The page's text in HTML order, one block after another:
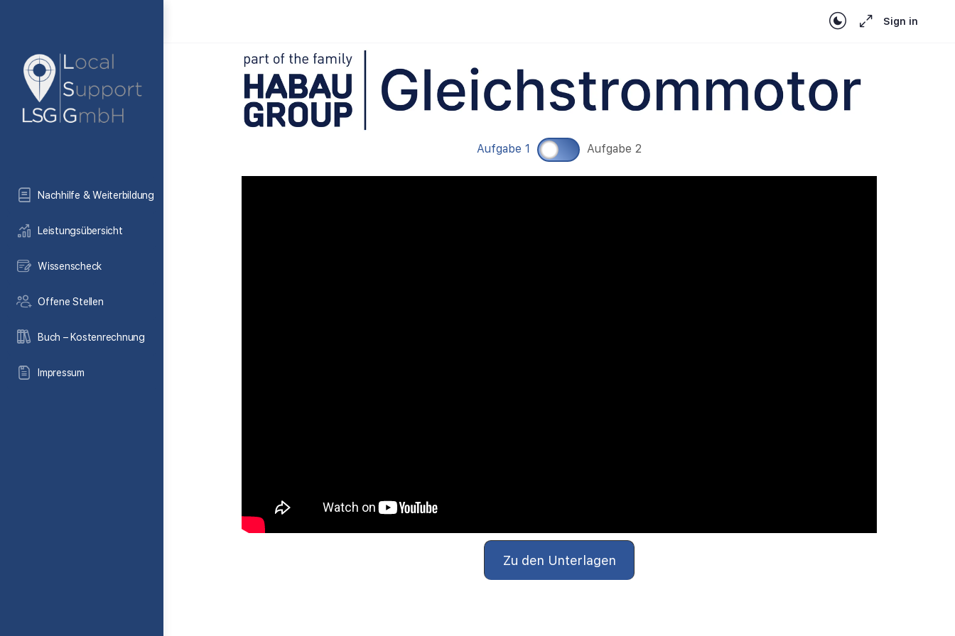
Nachhilfe & Weiterbildung
Leistungsübersicht
Wissenscheck
Offene Stellen
Buch – Kostenrechnung
Impressum
Sign in
Aufgabe 1 Aufgabe 2
Zu den Unterlagen